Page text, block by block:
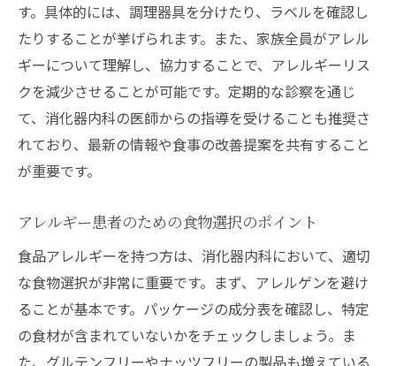
す。具体的には、調理器具を分けたり、ラベルを確認し
たりすることが挙げられます。また、家族全員がアレル
ギーについて理解し、協力することで、アレルギーリス
クを減少させることが可能です。定期的な診察を通じ
て、消化器内科の医師からの指導を受けることも推奨さ
れており、最新の情報や食事の改善提案を共有すること
が重要です。
アレルギー患者のための食物選択のポイント
食品アレルギーを持つ方は、消化器内科において、適切
な食物選択が非常に重要です。まず、アレルゲンを避け
ることが基本です。パッケージの成分表を確認し、特定
の食材が含まれていないかをチェックしましょう。ま
た、グルテンフリーやナッツフリーの製品も増えている